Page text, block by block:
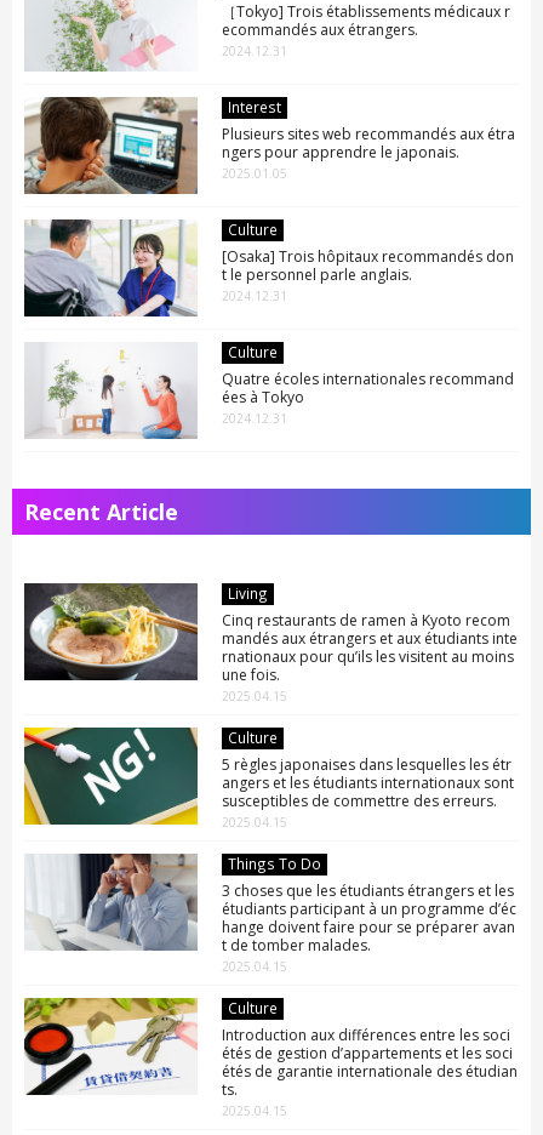
［Tokyo] Trois établissements médicaux r
ecommandés aux étrangers.
2024.12.31
Interest
Plusieurs sites web recommandés aux étra
ngers pour apprendre le japonais.
2025.01.05
Culture
[Osaka] Trois hôpitaux recommandés don
t le personnel parle anglais.
2024.12.31
Culture
Quatre écoles internationales recommand
ées à Tokyo
2024.12.31
Recent Article
Living
Cinq restaurants de ramen à Kyoto recom
mandés aux étrangers et aux étudiants inte
rnationaux pour qu’ils les visitent au moins
une fois.
2025.04.15
Culture
5 règles japonaises dans lesquelles les étr
angers et les étudiants internationaux sont
susceptibles de commettre des erreurs.
2025.04.15
Things To Do
3 choses que les étudiants étrangers et les
étudiants participant à un programme d’éc
hange doivent faire pour se préparer avan
t de tomber malades.
2025.04.15
Culture
Introduction aux différences entre les soci
étés de gestion d’appartements et les soci
étés de garantie internationale des étudian
ts.
2025.04.15